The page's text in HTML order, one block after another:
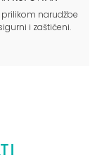
narudžbe
i zaštićeni.